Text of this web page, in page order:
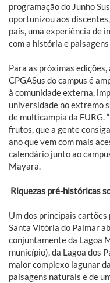
programação do Junho
oportunizou aos
país, uma experiência de
com a história e
Para as próximas
CPGASus do campus é
à comunidade externa,
universidade no extremo
de multicampia da FURG.
frutos, que a gente
ano que vem com mais
calendário junto ao
Mayara.
Riquezas pré-históricas
Um dos principais
Santa Vitória do Palmar
conjuntamente da Lagoa
município), da Lagoa dos
maior complexo lagunar
paisagens naturais e de